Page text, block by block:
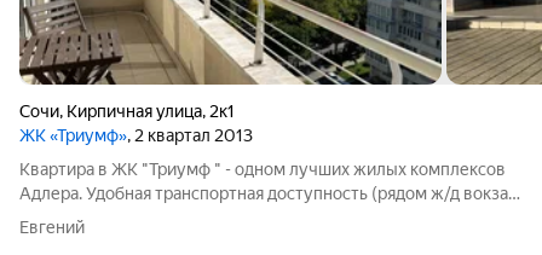
Сочи, Кирпичная улица, 2к1
ЖК «Триумф», 2 квартал 2013
Квартира в ЖК "Триумф " - одном лучших жилых комплексов
Адлера. Удобная транспортная доступность (рядом ж/д вокзал,
автобусная остановка). Развитая инфраструктура (в доме
Евгений